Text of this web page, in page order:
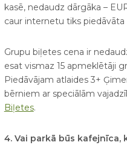
kasē, nedaudz dārgāka –
caur internetu tiks piedāvāta
Grupu biļetes cena ir
esat vismaz 15 apmeklētāji
Piedāvājam atlaides 3+
bērniem ar speciālām
Biļetes.
4. Vai parkā būs kafejnīca,